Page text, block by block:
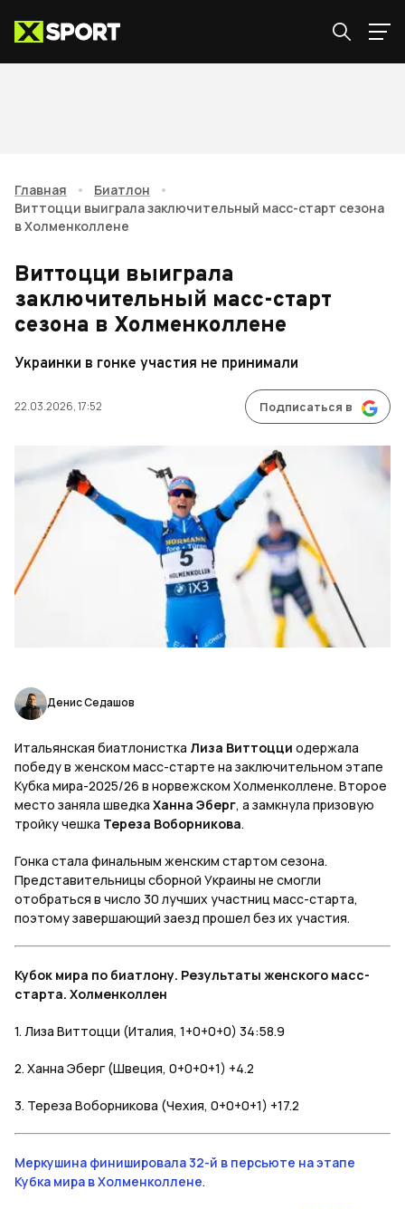
Главная • Биатлон
•
Виттоцци выиграла заключительный масс-старт сезона
в Холменколлене
Виттоцци выиграла
заключительный масс-старт
сезона в Холменколлене
Украинки в гонке участия не принимали
22.03.2026, 17:52 Подписаться в
Денис Седашов
Итальянская биатлонистка Лиза Виттоцци одержала
победу в женском масс-старте на заключительном этапе
Кубка мира-2025/26 в норвежском Холменколлене. Второе
место заняла шведка Ханна Эберг, а замкнула призовую
тройку чешка Тереза Воборникова.
Гонка стала финальным женским стартом сезона.
Представительницы сборной Украины не смогли
отобраться в число 30 лучших участниц масс-старта,
поэтому завершающий заезд прошел без их участия.
Кубок мира по биатлону. Результаты женского масс-
старта. Холменколлен
1. Лиза Виттоцци (Италия, 1+0+0+0) 34:58.9
2. Ханна Эберг (Швеция, 0+0+0+1) +4.2
3. Тереза Воборникова (Чехия, 0+0+0+1) +17.2
Меркушина финишировала 32-й в персьюте на этапе
Кубка мира в Холменколлене.